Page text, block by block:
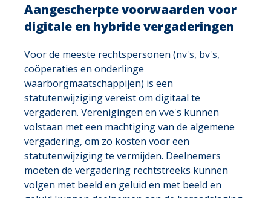
Aangescherpte voorwaarden voor
digitale en hybride vergaderingen
Voor de meeste rechtspersonen (nv's, bv's,
coöperaties en onderlinge
waarborgmaatschappijen) is een
statutenwijziging vereist om digitaal te
vergaderen. Verenigingen en vve's kunnen
volstaan met een machtiging van de algemene
vergadering, om zo kosten voor een
statutenwijziging te vermijden. Deelnemers
moeten de vergadering rechtstreeks kunnen
volgen met beeld en geluid en met beeld en